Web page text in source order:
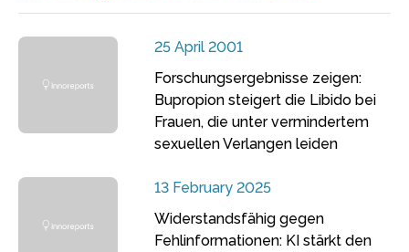
25 April 2001
Forschungsergebnisse zeigen:
Bupropion steigert die Libido bei
Frauen, die unter vermindertem
sexuellen Verlangen leiden
13 February 2025
Widerstandsfähig gegen
Fehlinformationen: KI stärkt den